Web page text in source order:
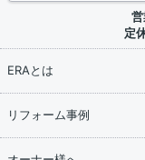
定
ERAとは
リフォーム事例